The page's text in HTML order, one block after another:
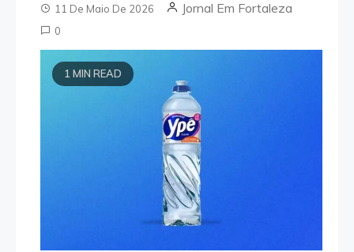
11 De Maio De 2026 Jornal Em Fortaleza
0
1 MIN READ